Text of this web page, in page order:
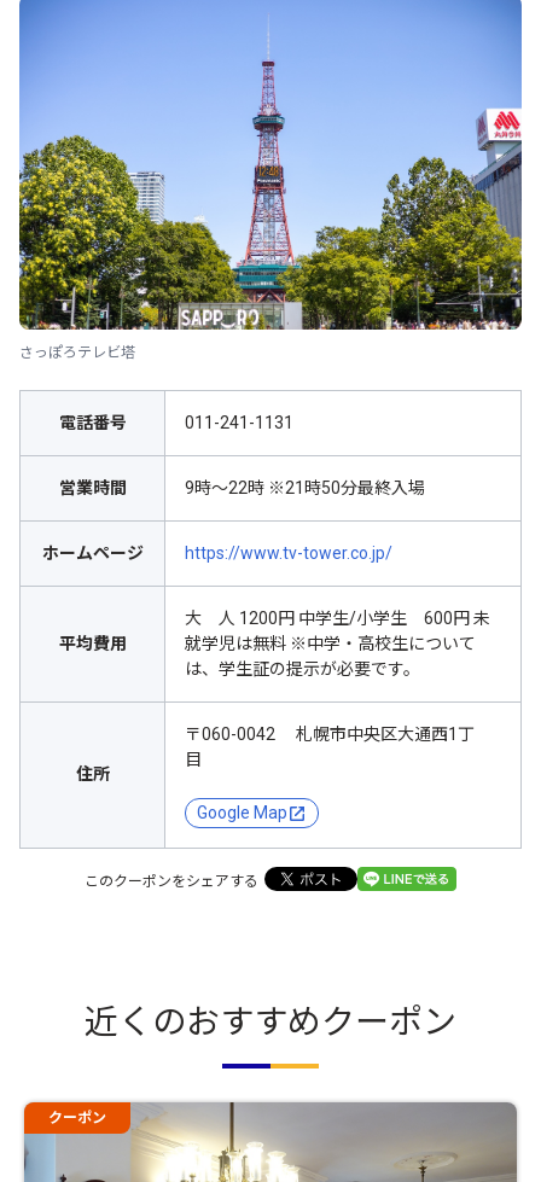
さっぽろテレビ塔
電話番号 011-241-1131
営業時間 9時～22時 ※21時50分最終入場
ホームページ https://www.tv-tower.co.jp/
平均費用
大 人 1200円 中学生/小学生 600円 未
就学児は無料 ※中学・高校生について
は、学生証の提示が必要です。
住所
〒060-0042 札幌市中央区大通西1丁
目
Google Map
このクーポンをシェアする
近くのおすすめクーポン
クーポン